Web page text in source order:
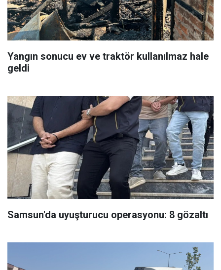
Yangın sonucu ev ve traktör kullanılmaz hale
geldi
Samsun'da uyuşturucu operasyonu: 8 gözaltı